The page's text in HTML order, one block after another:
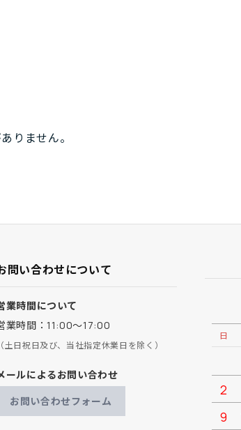
りません。
問い合わせについて
業時間について
業時間：11:00～17:00
（土日祝日及び、当社指定休業日を除く）
ールによるお問い合わせ
お問い合わせフォーム
日
2
9